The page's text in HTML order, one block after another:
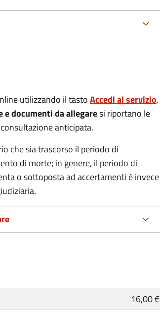
utilizzando il tastoAccedi al servizio.
e documenti da allegaresi riportano le
anticipata.
che sia trascorso il periodo di
di morte; in genere, il periodo di
o sottoposta ad accertamenti è invece
16,00 €